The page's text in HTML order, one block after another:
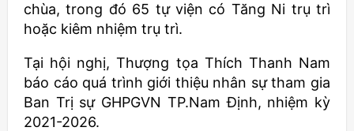
chùa, trong đó 65 tự viện có Tăng Ni trụ trì
hoặc kiêm nhiệm trụ trì.
Tại hội nghị, Thượng tọa Thích Thanh Nam
báo cáo quá trình giới thiệu nhân sự tham gia
Ban Trị sự GHPGVN TP.Nam Định, nhiệm kỳ
2021-2026.